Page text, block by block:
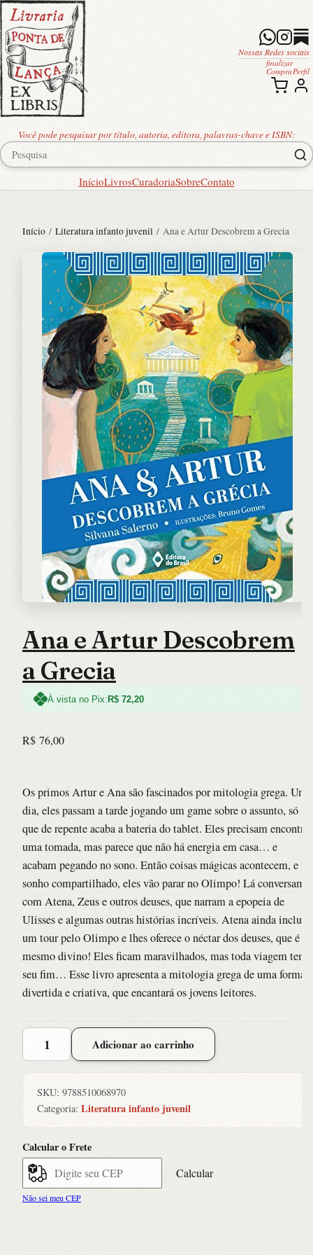
Você pode pesquisar por título, autoria, editora, palavras-chave e ISBN:
InícioLivrosCuradoriaSobreContato
Nossas Redes sociais
finalizar
Compra Perfil
Início / Literatura infanto juvenil / Ana e Artur Descobrem a Grecia
Ana e Artur Descobrem
a Grecia
À vista no Pix:R$ 72,20
R$ 76,00
Os primos Artur e Ana são fascinados por mitologia grega. Um
dia, eles passam a tarde jogando um game sobre o assunto, só
que de repente acaba a bateria do tablet. Eles precisam encontrar
uma tomada, mas parece que não há energia em casa… e
acabam pegando no sono. Então coisas mágicas acontecem, e no
sonho compartilhado, eles vão parar no Olimpo! Lá conversam
com Atena, Zeus e outros deuses, que narram a epopeia de
Ulisses e algumas outras histórias incríveis. Atena ainda inclui
um tour pelo Olimpo e lhes oferece o néctar dos deuses, que é
mesmo divino! Eles ficam maravilhados, mas toda viagem tem
seu fim… Esse livro apresenta a mitologia grega de uma forma
divertida e criativa, que encantará os jovens leitores.
Ana
Adicionar ao carrinho
SKU: 9788510068970
Categoria: Literatura infanto juvenil
Calcular o Frete
Calcular
Não sei meu CEP